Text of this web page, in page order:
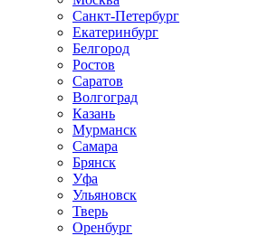
Санкт-Петербург
Екатеринбург
Белгород
Ростов
Саратов
Волгоград
Казань
Мурманск
Самара
Брянск
Уфа
Ульяновск
Тверь
Оренбург